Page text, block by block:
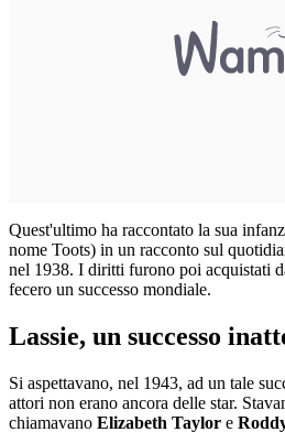
Quest'ultimo ha raccontato la sua
nome Toots) in un racconto sul
nel 1938. I diritti furono poi acquistati
fecero un successo mondiale.
Lassie, un successo
Si aspettavano, nel 1943, ad un tale
attori non erano ancora delle star.
chiamavano Elizabeth Taylor e